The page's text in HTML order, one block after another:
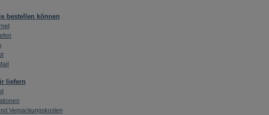
bestellen können
liefern
Verpackungskosten